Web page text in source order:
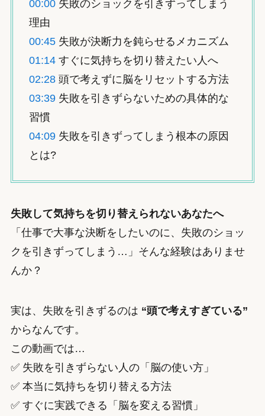
00:00失敗のショックを引きずってしまう
理由
00:45失敗が決断力を鈍らせるメカニズム
01:14すぐに気持ちを切り替えたい人へ
02:28頭で考えずに脳をリセットする方法
03:39失敗を引きずらないための具体的な
習慣
04:09失敗を引きずってしまう根本の原因
とは?
失敗して気持ちを切り替えられないあなたへ
「仕事で大事な決断をしたいのに、失敗のショッ
クを引きずってしまう…」そんな経験はありませ
んか？
実は、失敗を引きずるのは “頭で考えすぎている”
からなんです。
この動画では…
✅ 失敗を引きずらない人の「脳の使い方」
✅ 本当に気持ちを切り替える方法
✅ すぐに実践できる「脳を変える習慣」